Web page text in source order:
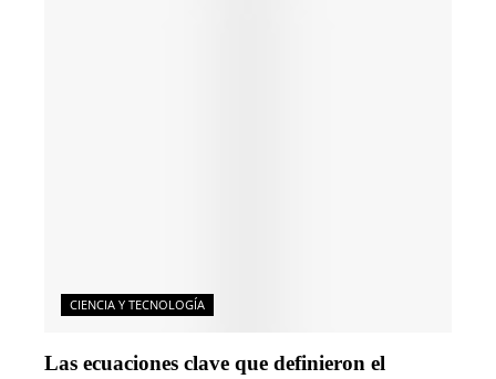
CIENCIA Y TECNOLOGÍA
Las ecuaciones clave que definieron el